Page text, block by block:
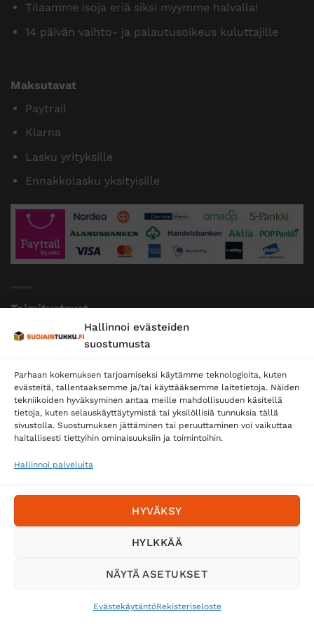
Hallinnoi evästeiden
suostumusta
Parhaan kokemuksen tarjoamiseksi käytämme teknologioita, kuten
evästeitä, tallentaaksemme ja/tai käyttääksemme laitetietoja. Näiden
tekniikoiden hyväksyminen antaa meille mahdollisuuden käsitellä
tietoja, kuten selauskäyttäytymistä tai yksilöllisiä tunnuksia tällä
sivustolla. Suostumuksen jättäminen tai peruuttaminen voi vaikuttaa
haitallisesti tiettyihin ominaisuuksiin ja toimintoihin.
Hallinnoi palveluita
HYVÄKSY
HYLKKÄÄ
NÄYTÄ ASETUKSET
EvästekäytäntöRekisteriseloste
Tilaamme isoja eriä siksi myymme halvalla!
14 päivän vaihto- ja palautusoikeus kuluttajille
Maksutavat
Paytrail
Klarna
Lasku yrityksille
Ennakkolasku yksityisille
Toimitustavat
Posti
Postnord
Tilaa uutiskirje ja saat erikoisalennuksia